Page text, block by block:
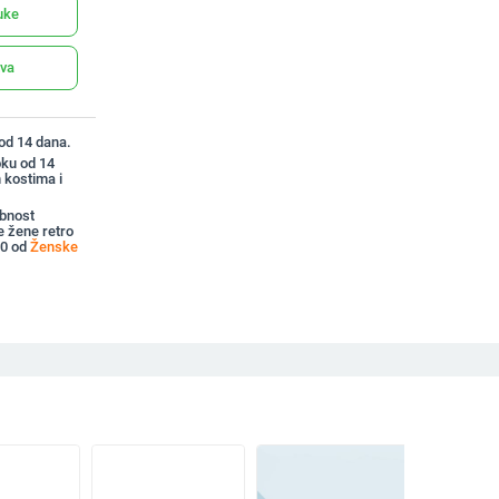
14 dana.
od 14
kostima i
žene retro
odŽenske